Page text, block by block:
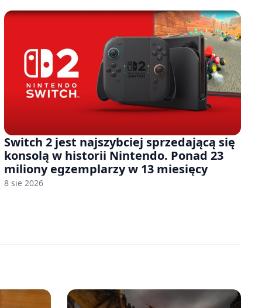
Switch 2 jest najszybciej sprzedającą się
konsolą w historii Nintendo. Ponad 23
miliony egzemplarzy w 13 miesięcy
8 sie 2026